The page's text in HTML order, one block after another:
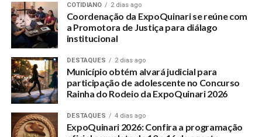
PREFEITURA-INTENSIFICA-LIMPEZA-COM-DUAS-FRENTES-DE-
SERVICO
UP NEXT
Quinari disponibiliza vacina com dose de reforço de 12
a 17 anos contra Covid-19
DON'T MISS
Mailza viabiliza novos recursos para o estado,
alcançando diversas áreas da gestão
COTIDIANO 2 dias ago
Coordenação da ExpoQuinari se reúne com
a Promotora de Justiça para diálago
institucional
DESTAQUES 2 dias ago
Município obtém alvará judicial para
participação de adolescente no Concurso
Rainha do Rodeio da ExpoQuinari 2026
DESTAQUES 4 dias ago
ExpoQuinari 2026: Confira a programação